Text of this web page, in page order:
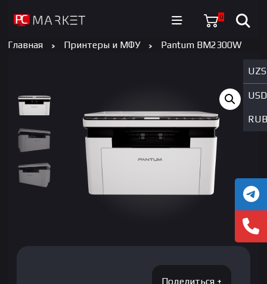
0
UZS
USD
RUB
Главная Принтеры и МФУ Pantum BM2300W